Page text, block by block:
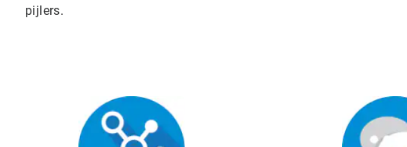
pijlers.